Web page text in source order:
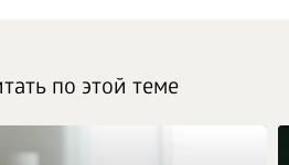
по этой теме